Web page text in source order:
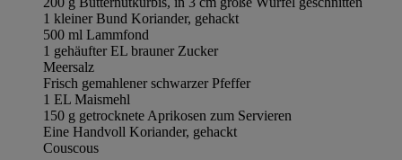
1 kleiner Bund Koriander, gehackt
500 ml Lammfond
1 gehäufter EL brauner Zucker
Meersalz
Frisch gemahlener schwarzer Pfeffer
1 EL Maismehl
150 g getrocknete Aprikosen zum Servieren
Eine Handvoll Koriander, gehackt
Couscous